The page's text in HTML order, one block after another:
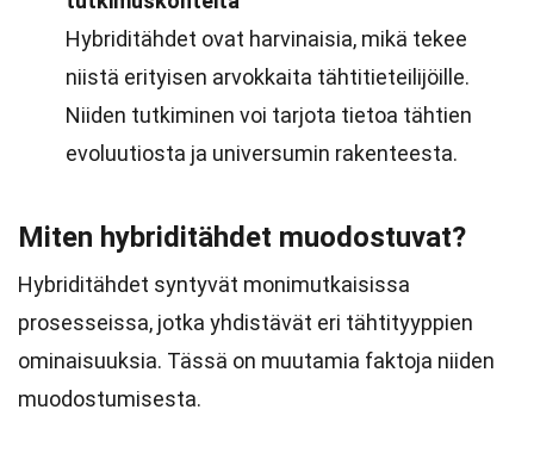
Hybriditähdet ovat harvinaisia, mikä tekee
niistä erityisen arvokkaita tähtitieteilijöille.
Niiden tutkiminen voi tarjota tietoa tähtien
evoluutiosta ja universumin rakenteesta.
Miten hybriditähdet muodostuvat?
Hybriditähdet syntyvät monimutkaisissa
prosesseissa, jotka yhdistävät eri tähtityyppien
ominaisuuksia. Tässä on muutamia faktoja niiden
muodostumisesta.